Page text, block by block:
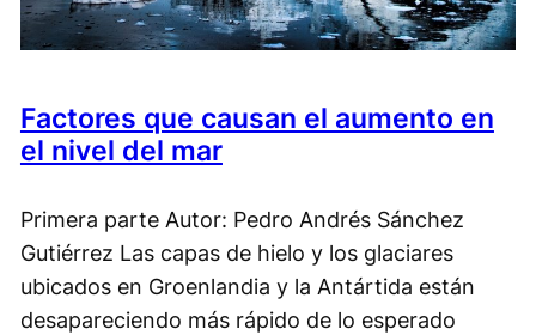
Factores que causan el aumento en
el nivel del mar
Primera parte Autor: Pedro Andrés Sánchez
Gutiérrez Las capas de hielo y los glaciares
ubicados en Groenlandia y la Antártida están
desapareciendo más rápido de lo esperado